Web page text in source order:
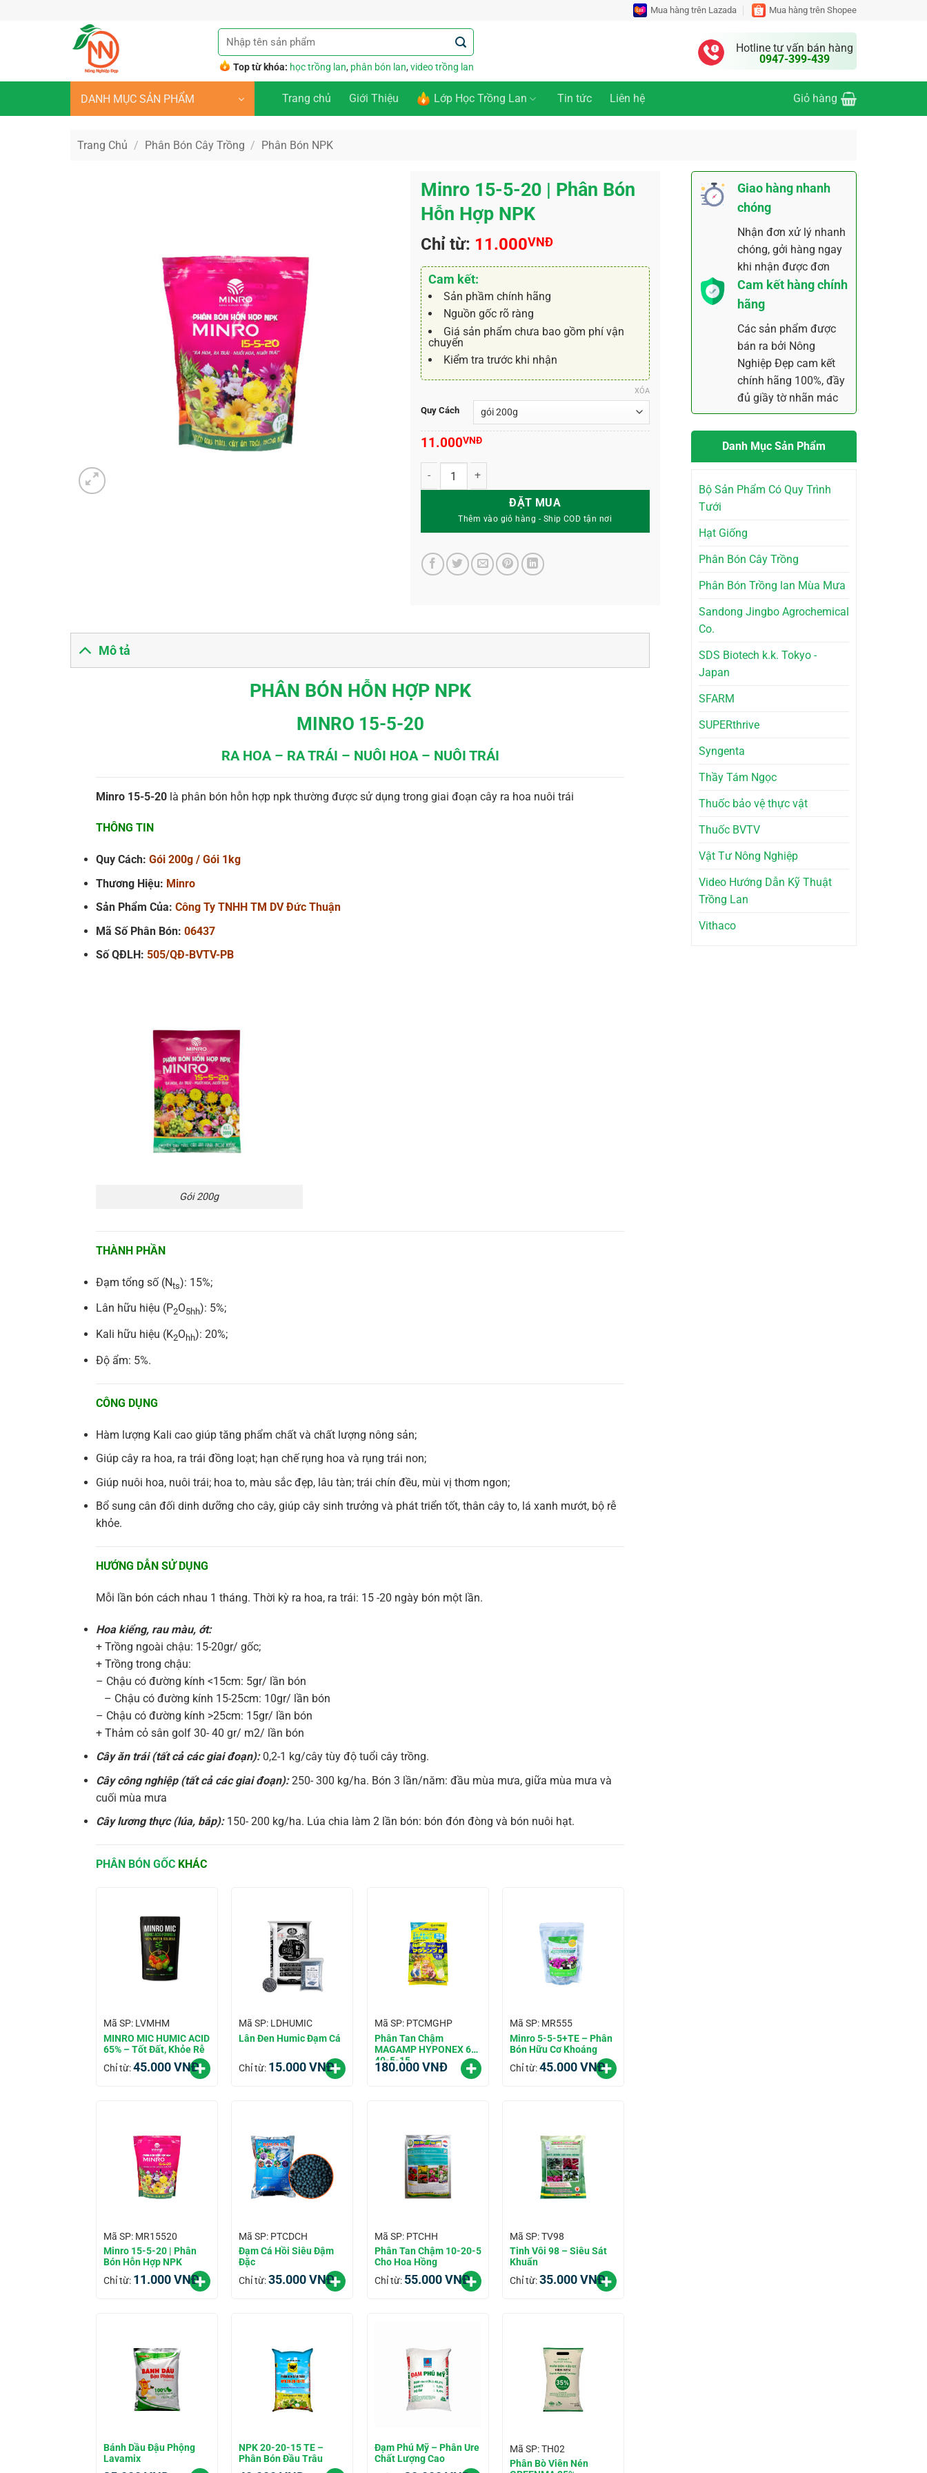
Mua hàng trên Lazada Mua hàng trên Shopee
Tìm
kiếm:
Top từ khóa: học trồng lan, phân bón lan, video trồng lan
Hotline tư vấn bán hàng
0947-399-439
DANH MỤC SẢN PHẨM Trang chủ Giới Thiệu Lớp Học Trồng Lan Tin tức Liên hệ Giỏ hàng
Trang Chủ / Phân Bón Cây Trồng / Phân Bón NPK
Giao hàng nhanh
chóng
Nhận đơn xử lý nhanh
chóng, gởi hàng ngay
khi nhận được đơn
Cam kết hàng chính
hãng
Các sản phẩm được
bán ra bởi Nông
Nghiệp Đẹp cam kết
chính hãng 100%, đầy
đủ giầy tờ nhãn mác
Danh Mục Sản Phẩm
Bộ Sản Phẩm Có Quy Trình
Tưới
Hạt Giống
Phân Bón Cây Trồng
Phân Bón Trồng lan Mùa Mưa
Sandong Jingbo Agrochemical
Co.
SDS Biotech k.k. Tokyo -
Japan
SFARM
SUPERthrive
Syngenta
Thầy Tám Ngọc
Thuốc bảo vệ thực vật
Thuốc BVTV
Vật Tư Nông Nghiệp
Video Hướng Dẫn Kỹ Thuật
Trồng Lan
Vithaco
Minro 15-5-20 | Phân Bón
Hỗn Hợp NPK
Chỉ từ: 11.000VNĐ
Cam kết:
Sản phầm chính hãng
Nguồn gốc rõ ràng
Giá sản phẩm chưa bao gồm phí vận
chuyển
Kiểm tra trước khi nhận
Quy Cách
XÓA
11.000VNĐ
Minro 15-5-20 | Phân Bón Hỗn Hợp NPK số lượng
ĐẶT MUA
Mô tả
PHÂN BÓN HỖN HỢP NPK
MINRO 15-5-20
RA HOA – RA TRÁI – NUÔI HOA – NUÔI TRÁI
Minro 15-5-20là phân bón hỗn hợp npk thường được sử dụng trong giai đoạn cây ra hoa nuôi trái
THÔNG TIN
Quy Cách: Gói 200g / Gói 1kg
Thương Hiệu: Minro
Sản Phẩm Của: Công Ty TNHH TM DV Đức Thuận
Mã Số Phân Bón: 06437
Số QĐLH: 505/QĐ-BVTV-PB
Gói 200g
THÀNH PHẦN
Đạm tổng số (Nts): 15%;
Lân hữu hiệu (P2O5hh): 5%;
Kali hữu hiệu (K2O hh): 20%;
Độ ẩm: 5%.
CÔNG DỤNG
Hàm lượng Kali cao giúp tăng phẩm chất và chất lượng nông sản;
Giúp cây ra hoa, ra trái đồng loạt; hạn chế rụng hoa và rụng trái non;
Giúp nuôi hoa, nuôi trái; hoa to, màu sắc đẹp, lâu tàn; trái chín đều, mùi vị thơm ngon;
Bổ sung cân đối dinh dưỡng cho cây, giúp cây sinh trưởng và phát triển tốt, thân cây to, lá xanh mướt, bộ rễ
khỏe.
HƯỚNG DẪN SỬ DỤNG
Mỗi lần bón cách nhau 1 tháng. Thời kỳ ra hoa, ra trái: 15 -20 ngày bón một lần.
Hoa kiểng, rau màu, ớt:
+ Trồng ngoài chậu: 15-20gr/ gốc;
+ Trồng trong chậu:
– Chậu có đường kính <15cm: 5gr/ lần bón
​ – Chậu có đường kính 15-25cm: 10gr/ lần bón
– Chậu có đường kính >25cm: 15gr/ lần bón
+ Thảm cỏ sân golf 30- 40 gr/ m2/ lần bón
Cây ăn trái (tất cả các giai đoạn):0,2-1 kg/cây tùy độ tuổi cây trồng.
Cây công nghiệp (tất cả các giai đoạn):250- 300 kg/ha. Bón 3 lần/năm: đầu mùa mưa, giữa mùa mưa và
cuối mùa mưa
Cây lương thực (lúa, bắp):150- 200 kg/ha. Lúa chia làm 2 lần bón: bón đón đòng và bón nuôi hạt.
PHÂN BÓN GỐCKHÁC
Mã SP: LVMHM
MINRO MIC HUMIC ACID
65% – Tốt Đất, Khỏe Rễ
Chỉ từ:45.000VNĐ
Mã SP: LDHUMIC
Lân Đen Humic Đạm Cá
Chỉ từ: 15.000VNĐ
Mã SP: PTCMGHP
Phân Tan Chậm
MAGAMP HYPONEX 6-
40-5-15
180.000VNĐ
Mã SP: MR555
Minro 5-5-5+TE – Phân
Bón Hữu Cơ Khoáng
Chỉ từ:45.000VNĐ
Mã SP: MR15520
Minro 15-5-20 | Phân
Bón Hỗn Hợp NPK
Chỉ từ: 11.000VNĐ
Mã SP: PTCDCH
Đạm Cá Hồi Siêu Đậm
Đặc
Chỉ từ:35.000VNĐ
Mã SP: PTCHH
Phân Tan Chậm 10-20-5
Cho Hoa Hồng
Chỉ từ: 55.000VNĐ
Mã SP: TV98
Tinh Vôi 98 – Siêu Sát
Khuẩn
Chỉ từ:35.000VNĐ
Bánh Dầu Đậu Phộng
Lavamix
NPK 20-20-15 TE –
Phân Bón Đầu Trâu
Đạm Phú Mỹ – Phân Ure
Chất Lượng Cao
Mã SP: TH02
Phân Bò Viên Nén